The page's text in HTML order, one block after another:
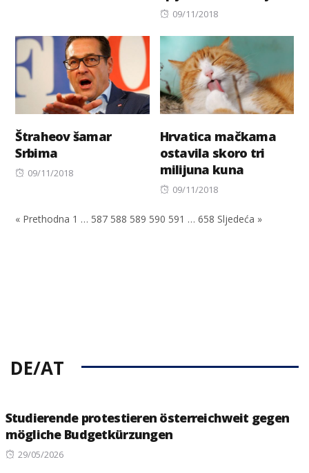
Posted
09/11/2018
Štraheov šamar
Srbima
Posted
09/11/2018
Hrvatica mačkama
ostavila skoro tri
milijuna kuna
Posted
09/11/2018
« Prethodna 1 … 587 588 589 590 591 … 658 Sljedeća »
DE/AT
Studierende protestieren österreichweit gegen
mögliche Budgetkürzungen
Posted
29/05/2026